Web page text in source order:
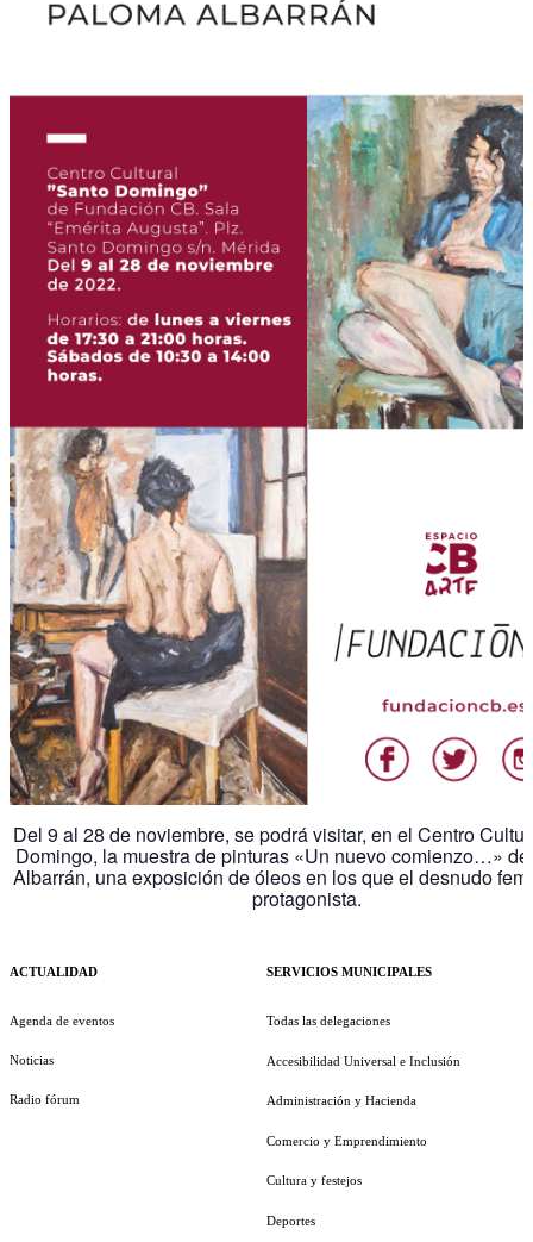
Del 9 al 28 de noviembre, se podrá visitar, en el Centro
Domingo, la muestra de pinturas «Un nuevo comienzo…»
Albarrán, una exposición de óleos en los que el desnudo
protagonista.
ACTUALIDAD
Agenda de eventos
Noticias
Radio fórum
SERVICIOS MUNICIPALES
Todas las delegaciones
Accesibilidad Universal e Inclusión
Administración y Hacienda
Comercio y Emprendimiento
Cultura y festejos
Deportes